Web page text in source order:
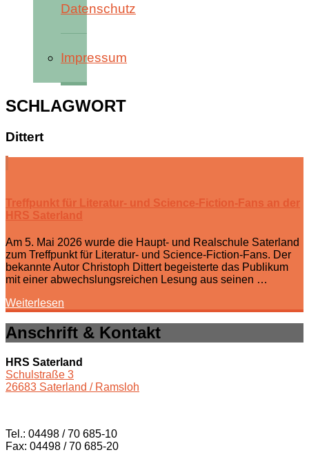
Datenschutz
Impressum
SCHLAGWORT
Dittert
Treffpunkt für Literatur- und Science-Fiction-Fans an der
HRS Saterland
Am 5. Mai 2026 wurde die Haupt- und Realschule Saterland
zum Treffpunkt für Literatur- und Science-Fiction-Fans. Der
bekannte Autor Christoph Dittert begeisterte das Publikum
mit einer abwechslungsreichen Lesung aus seinen …
Weiterlesen
Anschrift & Kontakt
HRS Saterland
Schulstraße 3
26683 Saterland / Ramsloh
Tel.: 04498 / 70 685-10
Fax: 04498 / 70 685-20